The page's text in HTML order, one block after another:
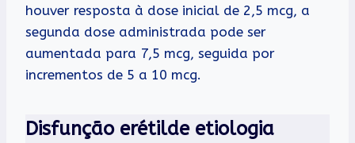
houver resposta à dose inicial de 2,5 mcg, a
segunda dose administrada pode ser
aumentada para 7,5 mcg, seguida por
incrementos de 5 a 10 mcg.
Disfunção erétilde etiologia